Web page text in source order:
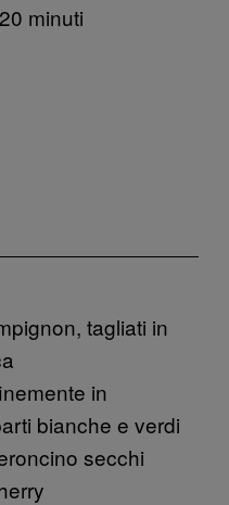
minuti
tagliati in
in
bianche e verdi
secchi